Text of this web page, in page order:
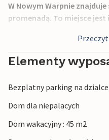
W Nowym Warpnie znajduje
promenadą. To miejsce
ale nawet jeśli chcesz po
spacery, to jest to miejsce
wycieczka do Szczecina.
Elementy
Bezplatny parking na dzialce
Dom dla niepalacych
Dom wakacyjny : 45 m2